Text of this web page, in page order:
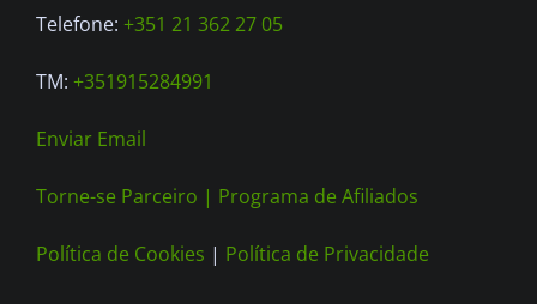
Telefone: +351 21 362 27 05
TM: +351915284991
Enviar Email
Torne-se Parceiro | Programa de Afiliados
Política de Cookies | Política de Privacidade